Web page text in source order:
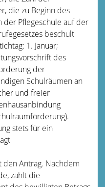
die zu Beginn des
der Pflegeschule auf der
beschult
1. Januar;
des
der
Schulräumen an
und freier
stets für ein
Antrag. Nachdem
zahlt die